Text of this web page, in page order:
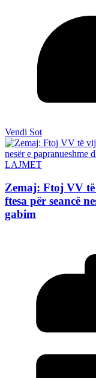
Vendi Sot
LAJMET
Zemaj: Ftoj VV
ftesa për seancë
gabim